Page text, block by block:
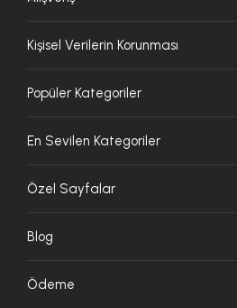
Kişisel Verilerin Korunması
Popüler Kategoriler
En Sevilen Kategoriler
Özel Sayfalar
Blog
Ödeme